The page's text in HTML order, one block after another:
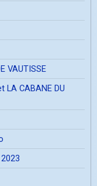
VAUTISSE
CABANE DU